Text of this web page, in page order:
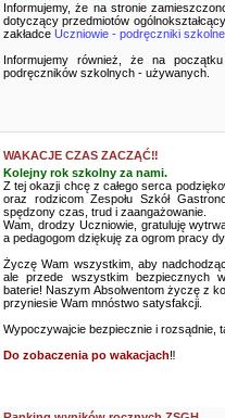
Informujemy, że na stronie
dotyczący przedmiotów
zakładce Uczniowie - podręczniki szkolne
Informujemy również, że na
podręczników szkolnych - używanych.
WAKACJE CZAS ZACZĄĆ‼️
Kolejny rok szkolny za nami.
Z tej okazji chcę z całego serca
oraz rodzicom Zespołu Szkół
spędzony czas, trud i zaangażowanie.
Wam, drodzy Uczniowie, gratuluję
a pedagogom dziękuję za ogrom pracy
Życzę Wam wszystkim, aby
ale przede wszystkim bezpiecznych
baterie! Naszym Absolwentom życzę z
przyniesie Wam mnóstwo satysfakcji.
Wypoczywajcie bezpiecznie i rozsądnie,
Do zobaczenia po wakacjach‼️